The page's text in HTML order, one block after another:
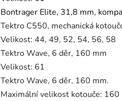
Bontrager Elite, 31,8 mm,
Tektro C550, mechanická
Velikost: 44, 49, 52, 54, 56, 58
Tektro Wave, 6 děr, 160 mm
Velikost: 61
Tektro Wave, 6 děr, 160 mm.
Maximální velikost kotouče: 160